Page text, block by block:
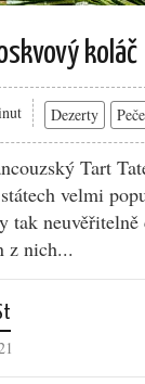
koláč
Dezerty
Tart
velmi
tak neuvěřitelně
z nich...